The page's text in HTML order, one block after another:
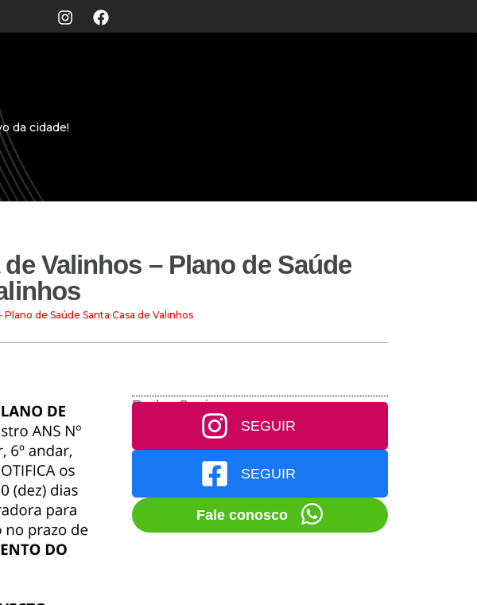
da cidade!
Valinhos – Plano de Saúde
de Saúde Santa Casa de Valinhos
Redes Socias
SEGUIR
SEGUIR
Fale conosco